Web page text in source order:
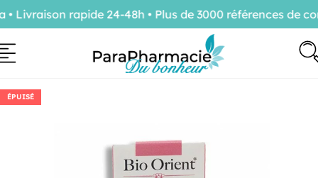
ÉPUISÉ
rapide 24-48h • Plus de 3000 références de